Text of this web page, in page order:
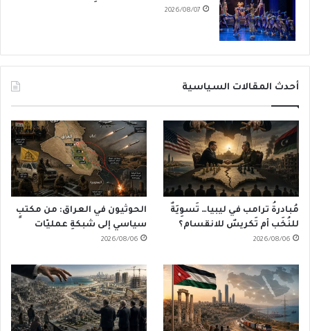
2026/08/07
أحدث المقالات السياسية
مُبادرةُ ترامب في ليبيا… تَسوِيَةٌ
للنُخَب أم تَكريسٌ للانقسام؟
2026/08/06
الحوثيون في العراق: من مكتبٍ
سياسي إلى شبكةِ عمليّات
2026/08/06